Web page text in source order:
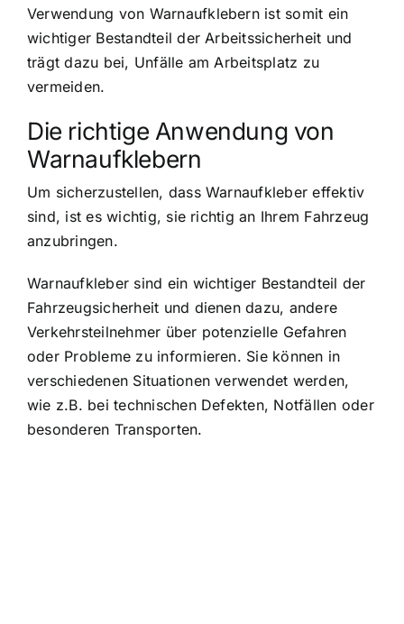
Verwendung von Warnaufklebern ist somit ein
wichtiger Bestandteil der Arbeitssicherheit und
trägt dazu bei, Unfälle am Arbeitsplatz zu
vermeiden.
Die richtige Anwendung von
Warnaufklebern
Um sicherzustellen, dass Warnaufkleber effektiv
sind, ist es wichtig, sie richtig an Ihrem Fahrzeug
anzubringen.
Warnaufkleber sind ein wichtiger Bestandteil der
Fahrzeugsicherheit und dienen dazu, andere
Verkehrsteilnehmer über potenzielle Gefahren
oder Probleme zu informieren. Sie können in
verschiedenen Situationen verwendet werden,
wie z.B. bei technischen Defekten, Notfällen oder
besonderen Transporten.